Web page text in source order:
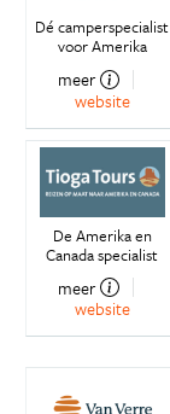
Dé camperspecialist
voor Amerika
meer
website
De Amerika en
Canada specialist
meer
website